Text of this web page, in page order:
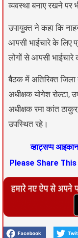
व्यवस्था बनाए रखने पर
उपायुक्त ने कहा कि
आपसी भाईचारे के लिए
लोगों से आपसी भाईचारे
बैठक में अतिरिक्त जिला
अधीक्षक योगेश रोल्टा,
अधीक्षक रमा कांत
उपस्थित रहे।
व्हाट्सप्प
Please Share
Facebook